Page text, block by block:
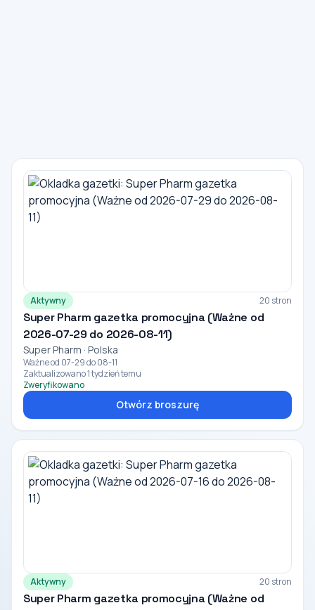
Aktywny 20 stron
Super Pharm gazetka promocyjna (Ważne od
2026-07-29 do 2026-08-11)
Super Pharm · Polska
Ważne od 07-29 do 08-11
Zaktualizowano 1 tydzień temu
Zweryfikowano
Otwórz broszurę
Aktywny 20 stron
Super Pharm gazetka promocyjna (Ważne od